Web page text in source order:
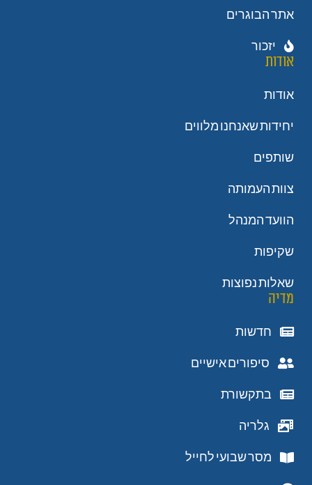
אתר הבוגרים
יזכור
אודות
אודות
יחידות שאנחנו מלווים
שותפים
צוות העמותה
הוועד המנהל
שקיפות
שאלות נפוצות
מדיה
חדשות
סיפורים אישיים
בתקשורת
גלריה
מסר שבועי לחייל